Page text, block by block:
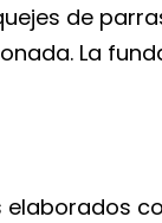
de
La
elaborados